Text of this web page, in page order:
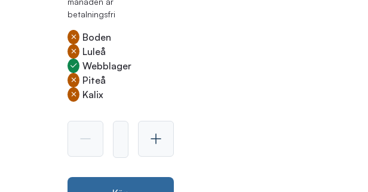
betalningsfri
Boden
Luleå
Webblager
Piteå
Kalix